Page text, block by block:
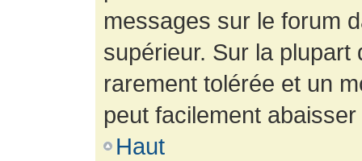
messages sur le forum
supérieur. Sur la
rarement tolérée et un
peut facilement
Haut